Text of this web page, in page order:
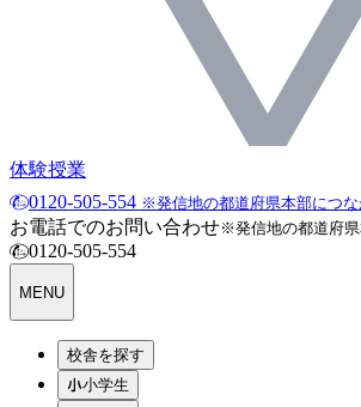
体験授業
0120-505-554 ※発信地の都道府県本部につな
お電話でのお問い合わせ※発信地の都道府
0120-505-554
MENU
校舎を探す
小学生